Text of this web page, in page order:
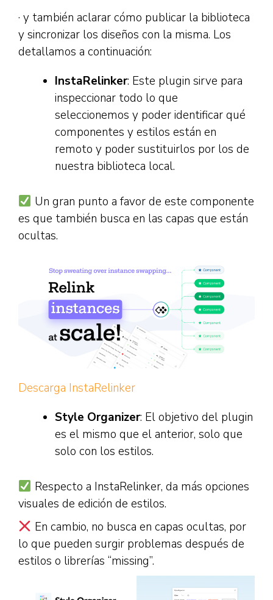
· y también aclarar cómo publicar la biblioteca
y sincronizar los diseños con la misma. Los
detallamos a continuación:
InstaRelinker: Este plugin sirve para
inspeccionar todo lo que
seleccionemos y poder identificar qué
componentes y estilos están en
remoto y poder sustituirlos por los de
nuestra biblioteca local.
Un gran punto a favor de este componente
es que también busca en las capas que están
ocultas.
Descarga InstaRelinker
Style Organizer: El objetivo del plugin
es el mismo que el anterior, solo que
solo con los estilos.
Respecto a InstaRelinker, da más opciones
visuales de edición de estilos.
En cambio, no busca en capas ocultas, por
lo que pueden surgir problemas después de
estilos o librerías “missing”.